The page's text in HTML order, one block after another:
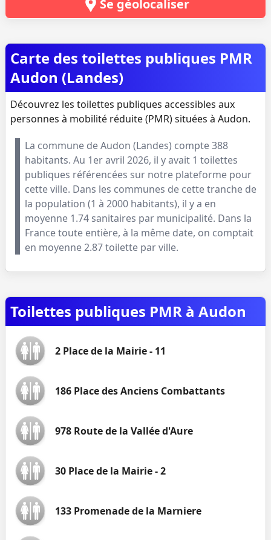
Se géolocaliser
Carte des toilettes publiques PMR
Audon (Landes)
Découvrez les toilettes publiques accessibles aux
personnes à mobilité réduite (PMR) situées à Audon.
La commune deAudon (Landes) compte388
habitants. Au 1er avril 2026, il y avait 1 toilettes
publiques référencées sur notre plateforme pour
cette ville. Dans les communes de cette tranche de
la population (1 à 2000 habitants), il y a en
moyenne 1.74 sanitaires par municipalité. Dans la
France toute entière, à la même date, on comptait
en moyenne2.87toilette par ville.
Toilettes publiques PMR à Audon
2 Place de la Mairie - 11
186 Place des Anciens Combattants
978 Route de la Vallée d'Aure
30 Place de la Mairie - 2
133 Promenade de la Marniere